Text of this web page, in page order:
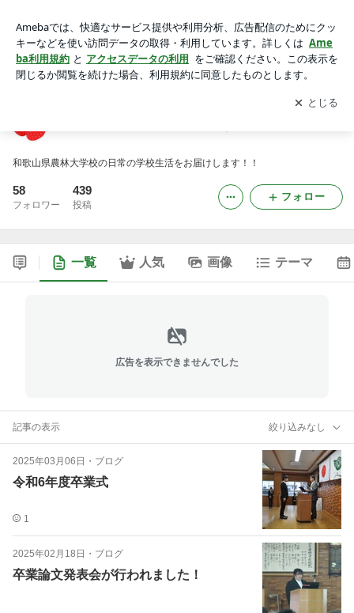
アプリをダウンロードして ブログの更新通知
を受け取りまし
ょう。
開く
和歌山県農林大学校の日常の学校生活をお届けします！！
58
フォロワー
439
投稿
フォロー
一覧 人気 画像 テーマ
広告を表示できませんでした
記事の表示 絞り込みなし
2025年03月06日 ・ ブログ
令和6年度卒業式
1
2025年02月18日 ・ ブログ
卒業論文発表会が行われました！